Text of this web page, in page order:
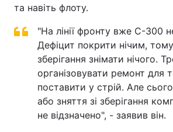
Спорт
Техно і зв'язок Лайт
Зброя
Здоров'я Туризм
Цікавинки Погода
та навіть флоту.
"На лінії фронту вже С-300
Дефіцит покрити нічим,
зберігання знімати нічого.
організовувати ремонт для
поставити у стрій. Але
або зняття зі зберігання
не відзначено", - заявив він.